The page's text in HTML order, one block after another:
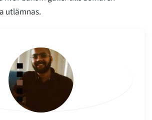
utlämnas.